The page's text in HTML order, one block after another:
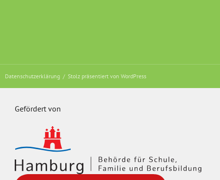
Datenschutzerklärung Stolz präsentiert von WordPress
Gefördert von